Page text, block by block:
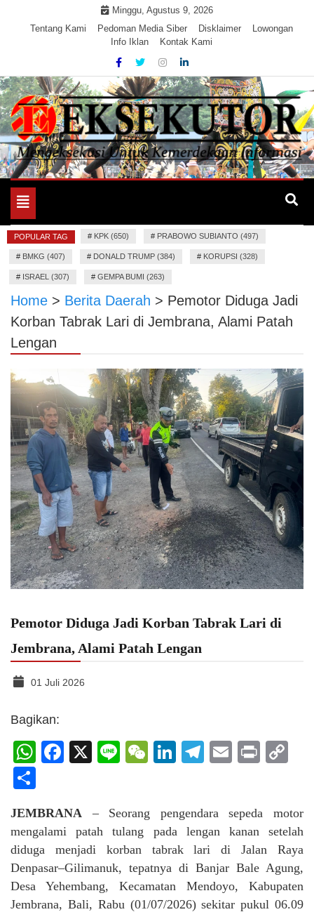
Minggu, Agustus 9, 2026
Tentang Kami
Pedoman Media Siber Disklaimer
Lowongan
Info Iklan
Kontak Kami
EKSEKUTOR
Mengeksekusi Berita Untuk Kemerdekaan dan Keadilan
Toggle
navigation
POPULAR TAG # KPK (650) # PRABOWO SUBIANTO (497)
# BMKG (407) # DONALD TRUMP (384) # KORUPSI (328)
# ISRAEL (307) # GEMPA BUMI (263)
Home > Berita Daerah > Pemotor Diduga Jadi
Korban Tabrak Lari di Jembrana, Alami Patah
Lengan
Pemotor Diduga Jadi Korban Tabrak Lari di
Jembrana, Alami Patah Lengan
01 Juli 2026
Bagikan:
WhatsApp
Facebook
X LineWeChat
LinkedIn
Telegram
Email
Print
JEMBRANA – Seorang pengendara sepeda motor
mengalami patah tulang pada lengan kanan setelah
diduga menjadi korban tabrak lari di Jalan Raya
Denpasar–Gilimanuk, tepatnya di Banjar Bale Agung,
Desa Yehembang, Kecamatan Mendoyo, Kabupaten
Jembrana, Bali, Rabu (01/07/2026) sekitar pukul 06.09